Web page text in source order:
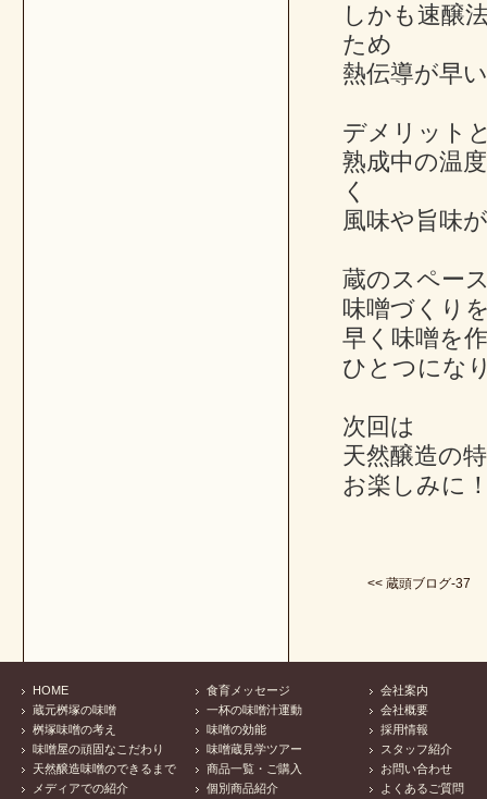
しかも速醸
ため
熱伝導が早
デメリット
熟成中の温
く
風味や旨味
蔵のスペー
味噌づくり
早く味噌を
ひとつにな
次回は
天然醸造の
お楽しみに
<< 蔵頭ブログ-37
HOME
蔵元桝塚の味噌
桝塚味噌の考え
味噌屋の頑固なこだわり
天然醸造味噌のできるまで
メディアでの紹介
食育メッセージ
一杯の味噌汁運動
味噌の効能
味噌蔵見学ツアー
商品一覧・ご購入
個別商品紹介
会社案内
会社概要
採用情報
スタッフ紹介
お問い合わせ
よくあるご質問